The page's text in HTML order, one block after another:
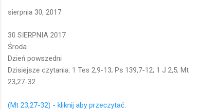
sierpnia 30, 2017
30 SIERPNIA 2017
Środa
Dzień powszedni
Dzisiejsze czytania: 1 Tes 2,9-13; Ps 139,7-12; 1 J 2,5; Mt
23,27-32
(Mt 23,27-32) - kliknij aby przeczytać.